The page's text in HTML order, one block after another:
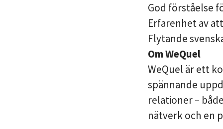
God förståelse
Erfarenhet av
Flytande
Om WeQuel
WeQuel är ett
spännande
relationer –
nätverk och en